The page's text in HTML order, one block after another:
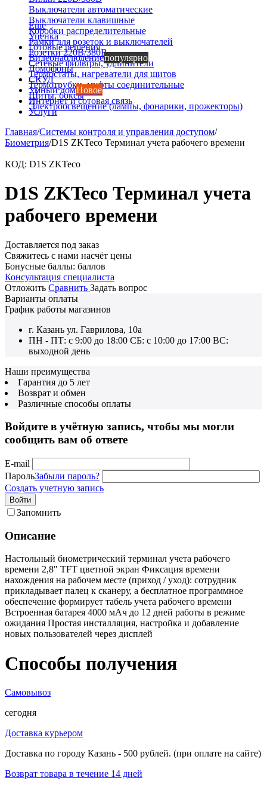
Выключатели автоматические
Выключатели клавишные
Коробки распределительные
Рамки для розеток и выключателей
Розетки 220В/380В
Сетевые фильтры, удлинители
Термостаты, нагреватели для щитов
Термотрубки, муфты соединительные
Щиты, боксы
Электроосвещение (лампы, фонарики, прожекторы)
Еще
Уценка
Готовые решения
Видеонаблюдениепопулярно
Домофоны
СКУД
Умный домНовое
Интернет и сотовая связь
Услуги
Главная/Системы контроля и управления доступом/
Биометрия/D1S ZKTeco Терминал учета рабочего времени
КОД: D1S ZKTeco
D1S ZKTeco Терминал учета
рабочего времени
Доставляется под заказ
Свяжитесь с нами насчёт цены
Бонусные баллы: баллов
Консультация специалиста
Отложить Сравнить Задать вопрос
Варианты оплаты
График работы магазинов
г. Казань ул. Гаврилова, 10а
ПН - ПТ: с 9:00 до 18:00 СБ: с 10:00 до 17:00 ВС:
выходной день
Наши преимущества
Гарантия до 5 лет
Возврат и обмен
Различные способы оплаты
Войдите в учётную запись, чтобы мы могли
сообщить вам об ответе
E-mail
ПарольЗабыли пароль?
Создать учетную запись
Войти
Запомнить
Описание
Настольный биометрический терминал учета рабочего
времени 2,8" TFT цветной экран Фиксация времени
нахождения на рабочем месте (приход / уход): сотрудник
прикладывает палец к сканеру, а бесплатное программное
обеспечение формирует табель учета рабочего времени
Встроенная батарея 4000 мАч до 12 дней работы в режиме
ожидания Простая инсталляция, настройка и добавление
новых пользователей через дисплей
Способы получения
Самовывоз
сегодня
Доставка курьером
Доставка по городу Казань - 500 рублей. (при оплате на сайте)
Возврат товара в течение 14 дней